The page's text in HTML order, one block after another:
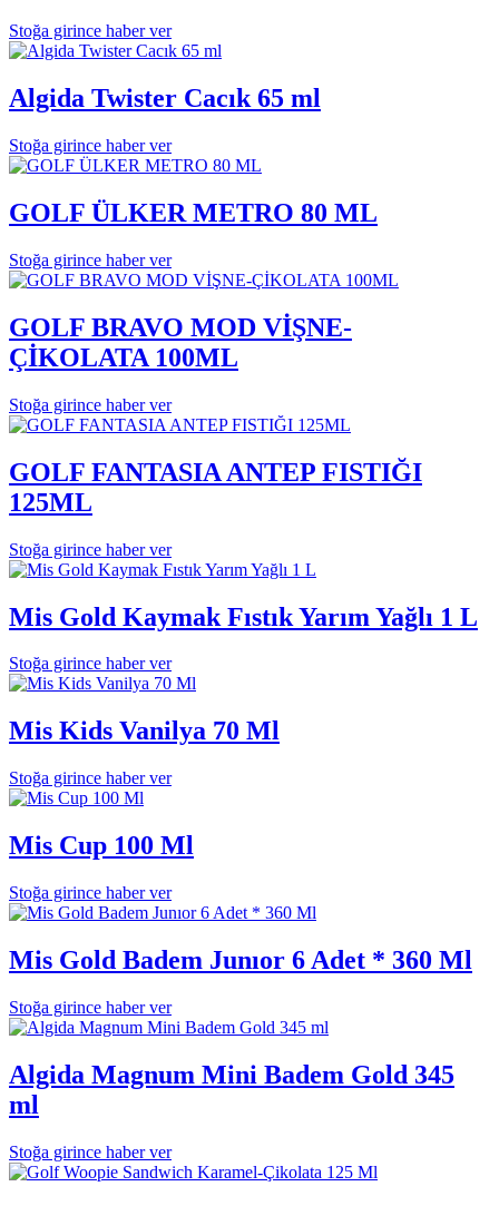
Stoğa girince haber ver
Algida Twister Cacık 65 ml
Stoğa girince haber ver
GOLF ÜLKER METRO 80 ML
Stoğa girince haber ver
GOLF BRAVO MOD VİŞNE-
ÇİKOLATA 100ML
Stoğa girince haber ver
GOLF FANTASIA ANTEP FISTIĞI
125ML
Stoğa girince haber ver
Mis Gold Kaymak Fıstık Yarım Yağlı 1 L
Stoğa girince haber ver
Mis Kids Vanilya 70 Ml
Stoğa girince haber ver
Mis Cup 100 Ml
Stoğa girince haber ver
Mis Gold Badem Junıor 6 Adet * 360 Ml
Stoğa girince haber ver
Algida Magnum Mini Badem Gold 345
ml
Stoğa girince haber ver